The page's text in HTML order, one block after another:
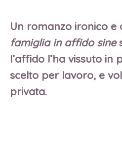
Un romanzo ironico e
famiglia in affido sine
l’affido l’ha vissuto in
scelto per lavoro, e
privata.